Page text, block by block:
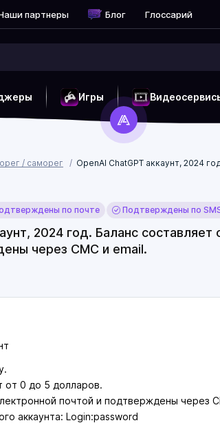
партнеры Блог Глоссарий
Игры
/ саморег
OpenAI ChatGPT аккаунт, 2024
по почте Подтверждены по
2024 год. Баланс
через СМС и email.
от 0 до 5 долларов.
почтой и подтверждены через
аккаунта: Login:password